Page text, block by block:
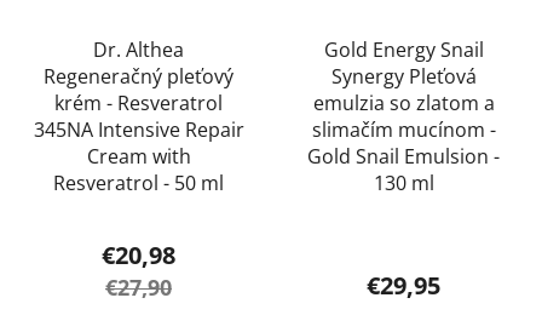
Dr. Althea
Regeneračný pleťový
krém - Resveratrol
345NA Intensive Repair
Cream with
Resveratrol - 50 ml
hodnotenie
produktu
€20,98
€27,90
Gold Energy Snail
Synergy Pleťová
emulzia so zlatom a
slimačím mucínom -
Gold Snail Emulsion -
130 ml
€29,95